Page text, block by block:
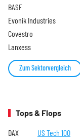
BASF
Evonik Industries
Covestro
Lanxess
Zum Sektorvergleich
Tops & Flops
DAX US Tech 100